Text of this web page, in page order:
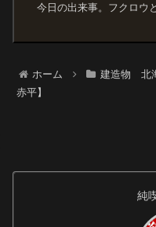
今日の出来事。フクロウ
ホーム 建造物 北
赤平】
純